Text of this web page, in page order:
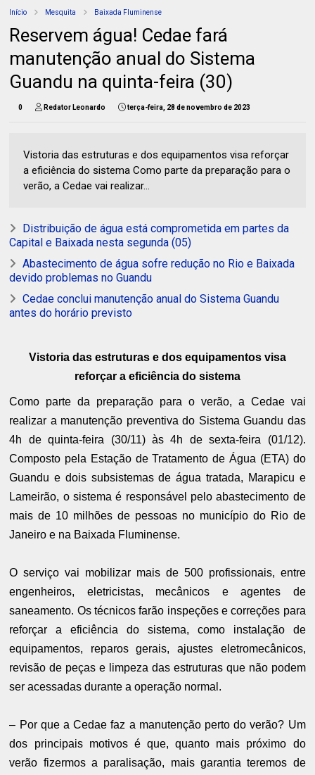
Início Mesquita Baixada Fluminense
Reservem água! Cedae fará
manutenção anual do Sistema
Guandu na quinta-feira (30)
0 Redator Leonardo terça-feira, 28 de novembro de 2023
Vistoria das estruturas e dos equipamentos visa reforçar
a eficiência do sistema Como parte da preparação para o
verão, a Cedae vai realizar...
Distribuição de água está comprometida em partes da
Capital e Baixada nesta segunda (05)
Abastecimento de água sofre redução no Rio e Baixada
devido problemas no Guandu
Cedae conclui manutenção anual do Sistema Guandu
antes do horário previsto
Vistoria das estruturas e dos equipamentos visa
reforçar a eficiência do sistema
Como parte da preparação para o verão, a Cedae vai
realizar a manutenção preventiva do Sistema Guandu das
4h de quinta-feira (30/11) às 4h de sexta-feira (01/12).
Composto pela Estação de Tratamento de Água (ETA) do
Guandu e dois subsistemas de água tratada, Marapicu e
Lameirão, o sistema é responsável pelo abastecimento de
mais de 10 milhões de pessoas no município do Rio de
Janeiro e na Baixada Fluminense.
O serviço vai mobilizar mais de 500 profissionais, entre
engenheiros, eletricistas, mecânicos e agentes de
saneamento. Os técnicos farão inspeções e correções para
reforçar a eficiência do sistema, como instalação de
equipamentos, reparos gerais, ajustes eletromecânicos,
revisão de peças e limpeza das estruturas que não podem
ser acessadas durante a operação normal.
– Por que a Cedae faz a manutenção perto do verão? Um
dos principais motivos é que, quanto mais próximo do
verão fizermos a paralisação, mais garantia teremos de